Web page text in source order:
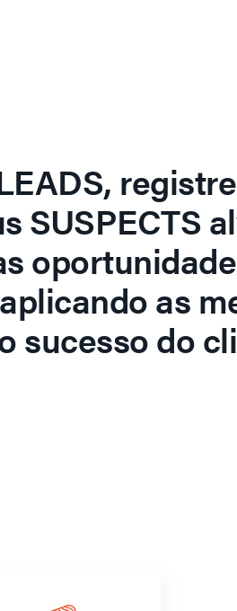
SUSPECTS
as
sucesso do